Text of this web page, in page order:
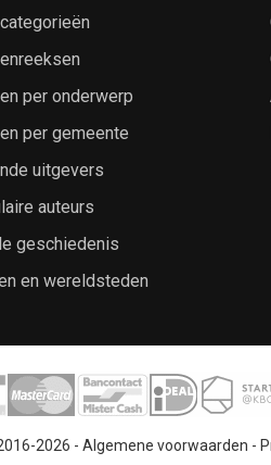
per onderwerp
per gemeente
uitgevers
auteurs
geschiedenis
en wereldsteden
2026 - Algemene voorwaarden -